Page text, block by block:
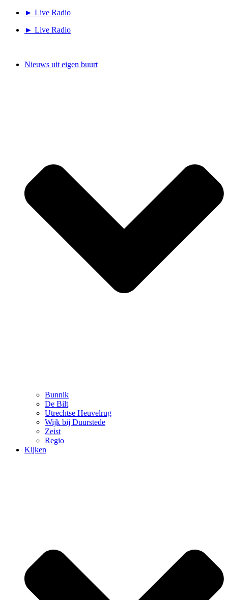
► Live Radio
► Live Radio
Nieuws uit eigen buurt
Bunnik
De Bilt
Utrechtse Heuvelrug
Wijk bij Duurstede
Zeist
Regio
Kijken